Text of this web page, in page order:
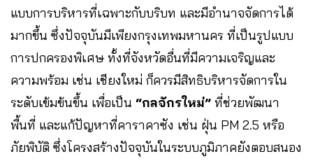
แบบการบริหารที่เฉพาะกับบริบท และมีอำนาจจัดการได้
มากขึ้น ซึ่งปัจจุบันมีเพียงกรุงเทพมหานคร ที่เป็นรูปแบบ
การปกครองพิเศษ ทั้งที่จังหวัดอื่นที่มีความเจริญและ
ความพร้อม เช่น เชียงใหม่ ก็ควรมีสิทธิบริหารจัดการใน
ระดับเข้มข้นขึ้น เพื่อเป็น “กลจักรใหม่” ที่ช่วยพัฒนา
พื้นที่ และแก้ปัญหาที่คาราคาซัง เช่น ฝุ่น PM 2.5 หรือ
ภัยพิบัติ ซึ่งโครงสร้างปัจจุบันในระบบภูมิภาคยังตอบสนอง